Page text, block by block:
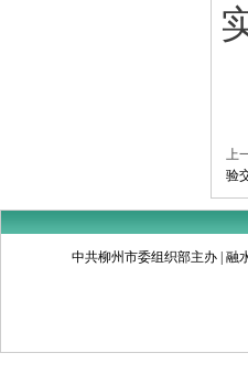
上
验
中共柳州市委组织部主办 | 融